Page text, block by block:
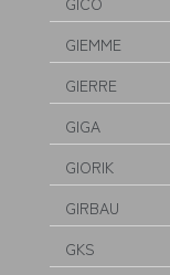
GIEMME
GIERRE
GIGA
GIORIK
GIRBAU
GKS